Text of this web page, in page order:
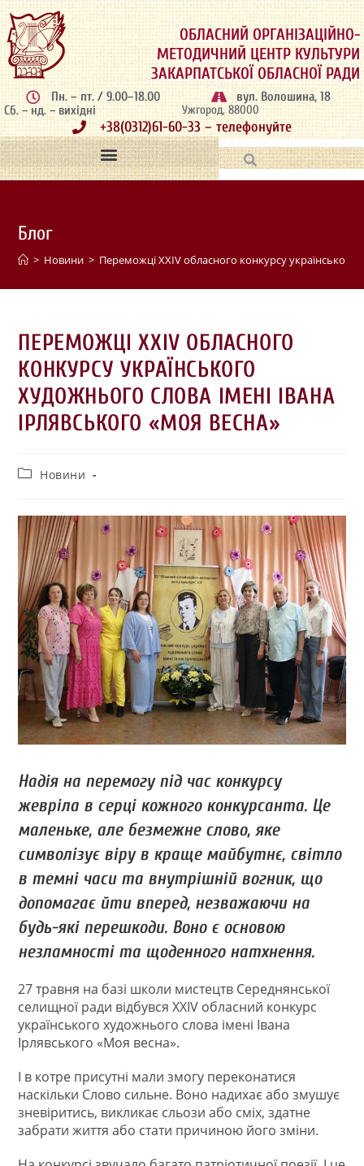
ОБЛАСНИЙ ОРГАНІЗАЦІЙНО-
МЕТОДИЧНИЙ ЦЕНТР КУЛЬТУРИ
ЗАКАРПАТСЬКОЇ ОБЛАСНОЇ РАДИ
Пн. – пт. / 9.00–18.00
Сб. – нд. – вихідні
вул. Волошина, 18
Ужгород, 88000
+38(0312)61-60-33 – телефонуйте
Блог
> Новини > Переможці ХХІV обласного конкурсу українського
ПЕРЕМОЖЦІ ХХІV ОБЛАСНОГО
КОНКУРСУ УКРАЇНСЬКОГО
ХУДОЖНЬОГО СЛОВА ІМЕНІ ІВАНА
ІРЛЯВСЬКОГО «МОЯ ВЕСНА»
Новини
Надія на перемогу під час конкурсу
жевріла в серці кожного конкурсанта. Це
маленьке, але безмежне слово, яке
символізує віру в краще майбутнє, світло
в темні часи та внутрішній вогник, що
допомагає йти вперед, незважаючи на
будь-які перешкоди. Воно є основою
незламності та щоденного натхнення.
27 травня на базі школи мистецтв Середнянської
селищної ради відбувся ХХІV обласний конкурс
українського художнього слова імені Івана
Ірлявського «Моя весна».
І в котре присутні мали змогу переконатися
наскільки Слово сильне. Воно надихає або змушує
зневіритись, викликає сльози або сміх, здатне
забрати життя або стати причиною його зміни.